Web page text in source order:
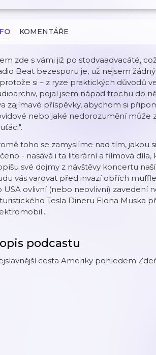
KOMENTÁŘE
zde s vámi již po stodvaadvacáté,
Beat bezesporu je, už nejsem
si – z ryze praktických důvodů
pojal jsem nápad trochu do
zajímavé příspěvky, abychom si
nebo jaké nedorozumění může
toho se zamyslíme nad tím, jakou
- nasává i ta literární a filmová
své dojmy z návštěvy koncertu
vás varovat před invazí obřích
USA ovlivní (nebo neovlivní) zavedení
Tesla Dineru Elona Muska
podcastu
cesta Ameriky pohledem